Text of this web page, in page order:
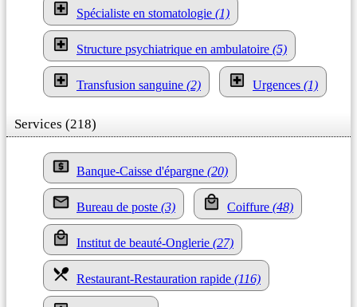
Spécialiste en stomatologie (1)
Structure psychiatrique en ambulatoire (5)
Transfusion sanguine (2) Urgences (1)
Services (218)
Banque-Caisse d'épargne (20)
Bureau de poste (3) Coiffure (48)
Institut de beauté-Onglerie (27)
Restaurant-Restauration rapide (116)